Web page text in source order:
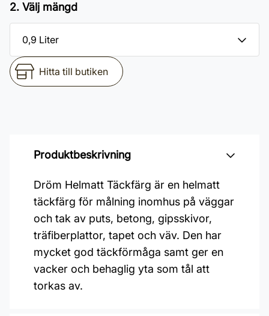
2. Välj mängd
Hitta till butiken
Produktbeskrivning
Dröm Helmatt Täckfärg är en helmatt
täckfärg för målning inomhus på väggar
och tak av puts, betong, gipsskivor,
träfiberplattor, tapet och väv. Den har
mycket god täckförmåga samt ger en
vacker och behaglig yta som tål att
torkas av.